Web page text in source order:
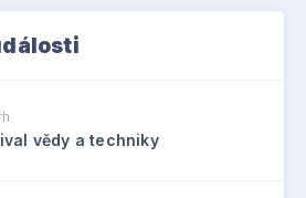
vědy a techniky